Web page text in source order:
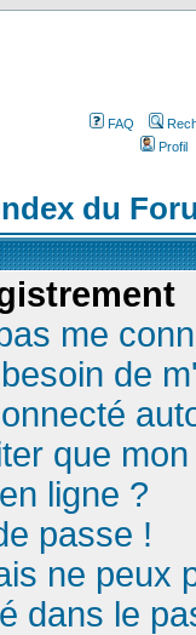
FAQ
Profil
du
me
de
que
ligne ?
passe !
ne peux
dans le